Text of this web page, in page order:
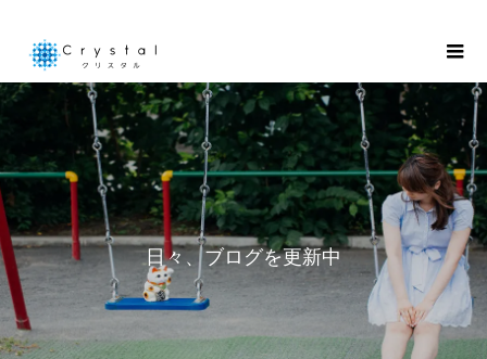
日々、ブログを更新中！